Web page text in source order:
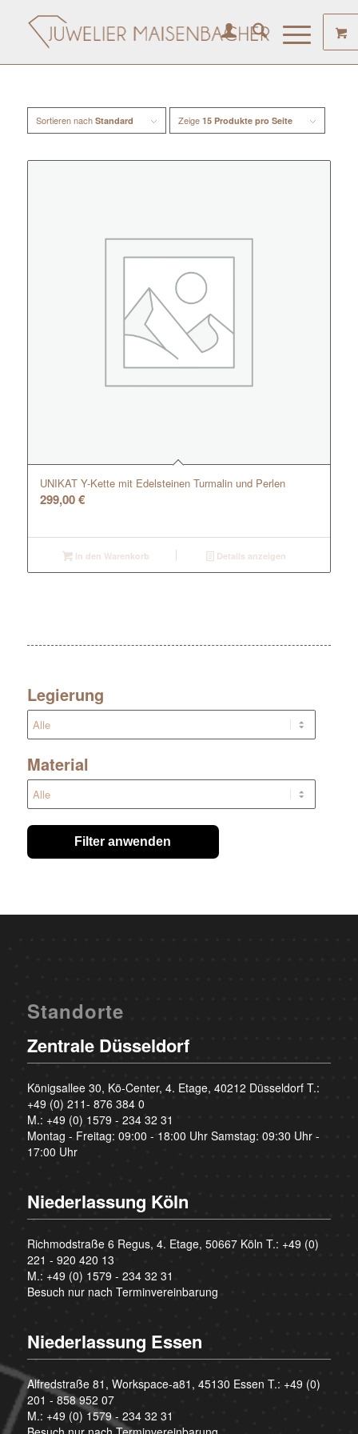
Sortieren nach Standard Zeige 15 Produkte pro Seite
UNIKAT Y-Kette mit Edelsteinen Turmalin und Perlen
299,00€
In den Warenkorb Details anzeigen
Legierung
Material
Filter anwenden
Standorte
Zentrale Düsseldorf
Königsallee 30, Kö-Center, 4. Etage, 40212 Düsseldorf T.:
+49 (0) 211- 876 384 0
M.: +49 (0) 1579 - 234 32 31
Montag - Freitag: 09:00 - 18:00 Uhr Samstag: 09:30 Uhr -
17:00 Uhr
Niederlassung Köln
Richmodstraße 6 Regus, 4. Etage, 50667 Köln T.: +49 (0)
221 - 920 420 13
M.: +49 (0) 1579 - 234 32 31
Besuch nur nach Terminvereinbarung
Niederlassung Essen
Alfredstraße 81, Workspace-a81, 45130 Essen T.: +49 (0)
201 - 858 952 07
M.: +49 (0) 1579 - 234 32 31